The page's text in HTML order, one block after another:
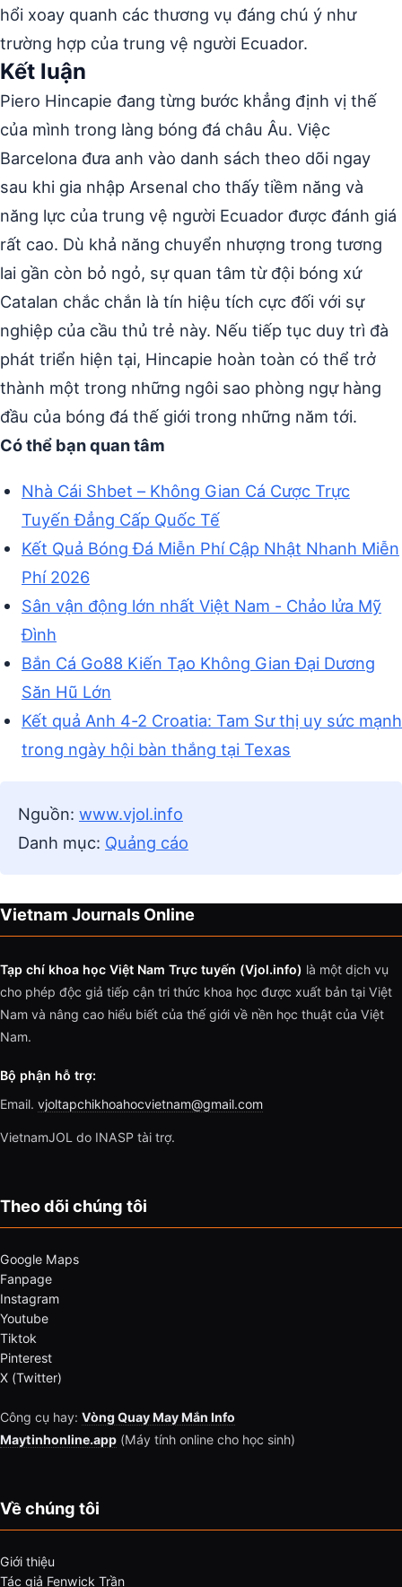
hổi xoay quanh các thương vụ đáng chú ý như
trường hợp của trung vệ người Ecuador.
Kết luận
Piero Hincapie đang từng bước khẳng định vị thế
của mình trong làng bóng đá châu Âu. Việc
Barcelona đưa anh vào danh sách theo dõi ngay
sau khi gia nhập Arsenal cho thấy tiềm năng và
năng lực của trung vệ người Ecuador được đánh giá
rất cao. Dù khả năng chuyển nhượng trong tương
lai gần còn bỏ ngỏ, sự quan tâm từ đội bóng xứ
Catalan chắc chắn là tín hiệu tích cực đối với sự
nghiệp của cầu thủ trẻ này. Nếu tiếp tục duy trì đà
phát triển hiện tại, Hincapie hoàn toàn có thể trở
thành một trong những ngôi sao phòng ngự hàng
đầu của bóng đá thế giới trong những năm tới.
Có thể bạn quan tâm
Nhà Cái Shbet – Không Gian Cá Cược Trực
Tuyến Đẳng Cấp Quốc Tế
Kết Quả Bóng Đá Miễn Phí Cập Nhật Nhanh Miễn
Phí 2026
Sân vận động lớn nhất Việt Nam - Chảo lửa Mỹ
Đình
Bắn Cá Go88 Kiến Tạo Không Gian Đại Dương
Săn Hũ Lớn
Kết quả Anh 4-2 Croatia: Tam Sư thị uy sức mạnh
trong ngày hội bàn thắng tại Texas
Nguồn: www.vjol.info
Danh mục: Quảng cáo
Vietnam Journals Online
Tạp chí khoa học Việt Nam Trực tuyến (Vjol.info) là một dịch vụ
cho phép độc giả tiếp cận tri thức khoa học được xuất bản tại Việt
Nam và nâng cao hiểu biết của thế giới về nền học thuật của Việt
Nam.
Bộ phận hỗ trợ:
Email. vjoltapchikhoahocvietnam@gmail.com
VietnamJOL do INASP tài trợ.
Theo dõi chúng tôi
Google Maps
Fanpage
Instagram
Youtube
Tiktok
Pinterest
X (Twitter)
Công cụ hay: Vòng Quay May Mắn Info
Maytinhonline.app (Máy tính online cho học sinh)
Về chúng tôi
Giới thiệu
Tác giả Fenwick Trần